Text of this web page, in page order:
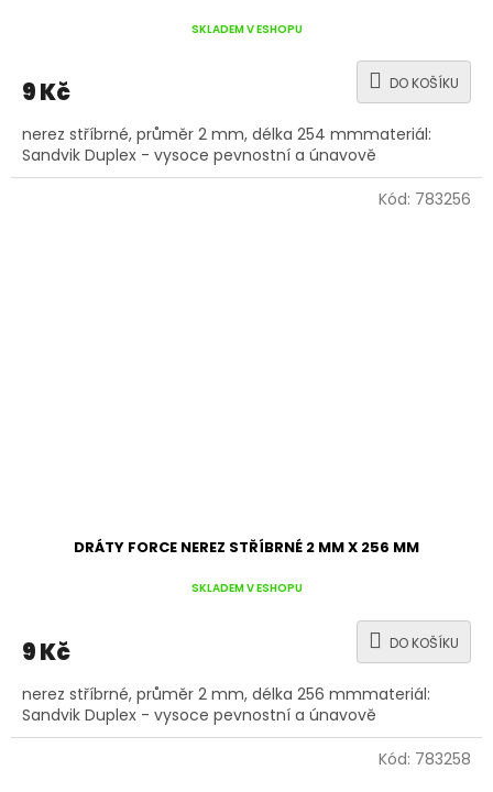
SKLADEM V ESHOPU
9 Kč DO KOŠÍKU
nerez stříbrné, průměr 2 mm, délka 254 mmmateriál:
Sandvik Duplex - vysoce pevnostní a únavově
DRÁTY FORCE NEREZ STŘÍBRNÉ 2 MM X 256 MM
SKLADEM V ESHOPU
9 Kč DO KOŠÍKU
nerez stříbrné, průměr 2 mm, délka 256 mmmateriál:
Sandvik Duplex - vysoce pevnostní a únavově
Kód: 783256
Kód: 783258